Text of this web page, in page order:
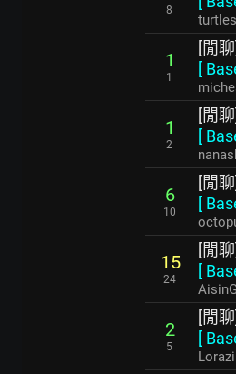
8
1
1
[閒
[
1
2
[閒
[
6
10
[閒
[
15
24
[閒
[
2
5
[閒
[